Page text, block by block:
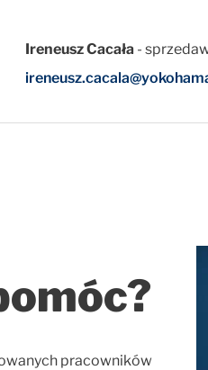
Ireneusz Cacała -
pracowników